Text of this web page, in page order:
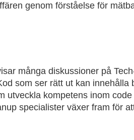
genom förståelse för
många diskussioner på
som ser rätt ut kan innehålla
utveckla kompetens inom
specialister växer fram för